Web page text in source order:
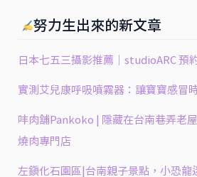
努力生出來的新文章
日本七五三攝影推薦｜studioARC 預
實測艾兒康呼吸噴霧器：讓寶寶感冒
㕩肉舖Pankoko | 隱藏在台南巷弄老
燒肉專門店
左鎮化石園區|台南親子景點，小恐龍